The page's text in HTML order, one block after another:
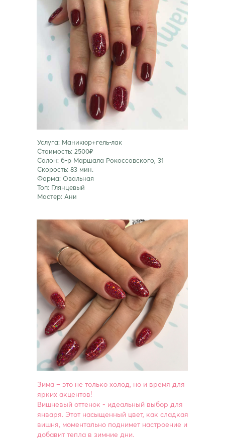
Услуга: Маникюр+гель-лак
Стоимость: 2500₽
Салон: б-р Маршала Рокоссовского, 31
Скорость: 83 мин.
Форма: Овальная
Топ: Глянцевый
Мастер: Ани
Зима – это не только холод, но и время для
ярких акцентов!
Вишневый оттенок - идеальный выбор для
января. Этот насыщенный цвет, как сладкая
вишня, моментально поднимет настроение и
добавит тепла в зимние дни.